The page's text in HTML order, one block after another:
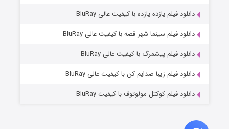
دانلود فیلم یازده یازده با کیفیت عالی BluRay
دانلود فیلم سینما شهر قصه با کیفیت عالی BluRay
دانلود فیلم پیشمرگ با کیفیت عالی BluRay
دانلود فیلم زیبا صدایم کن با کیفیت عالی BluRay
دانلود فیلم کوکتل مولوتوف با کیفیت BluRay